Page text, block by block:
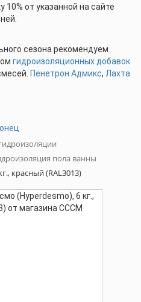
от указанной на сайте
сезона рекомендуем
гидроизоляционных добавок
Пенетрон Адмикс, Лахта
пола ванны
красный (RAL3013)